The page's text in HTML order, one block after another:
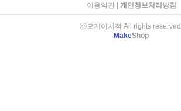
이용약관| 개인정보처리방침
ⓒ오케이서적 All rights reserved.
MakeShop